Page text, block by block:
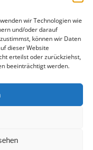
wir Technologien wie
und/oder darauf
können wir Daten
dieser Website
erteilst oder zurückziehst,
beeinträchtigt werden.